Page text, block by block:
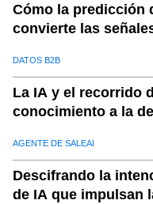
10. a. Insights con AI
12. c. Personalización
13.
d. Actualizaciones
14. e. Integración
15. industrias que se
cadenas de
16. a. Fabricación:
Cómo la predicción
convierte las
DATOS B2B
La IA y el recorrido
conocimiento a la
AGENTE DE SALEAI
Descifrando la
de IA que impulsan